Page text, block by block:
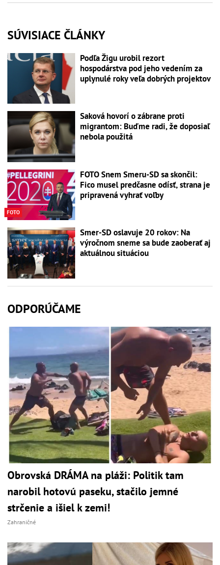
SÚVISIACE ČLÁNKY
Podľa Žigu urobil rezort
hospodárstva pod jeho vedením za
uplynulé roky veľa dobrých projektov
Saková hovorí o zábrane proti
migrantom: Buďme radi, že doposiaľ
nebola použitá
FOTO
FOTO Snem Smeru-SD sa skončil:
Fico musel predčasne odísť, strana je
pripravená vyhrať voľby
Smer-SD oslavuje 20 rokov: Na
výročnom sneme sa bude zaoberať aj
aktuálnou situáciou
ODPORÚČAME
Obrovská DRÁMA na pláži: Politik tam
narobil hotovú paseku, stačilo jemné
strčenie a išiel k zemi!
Zahraničné